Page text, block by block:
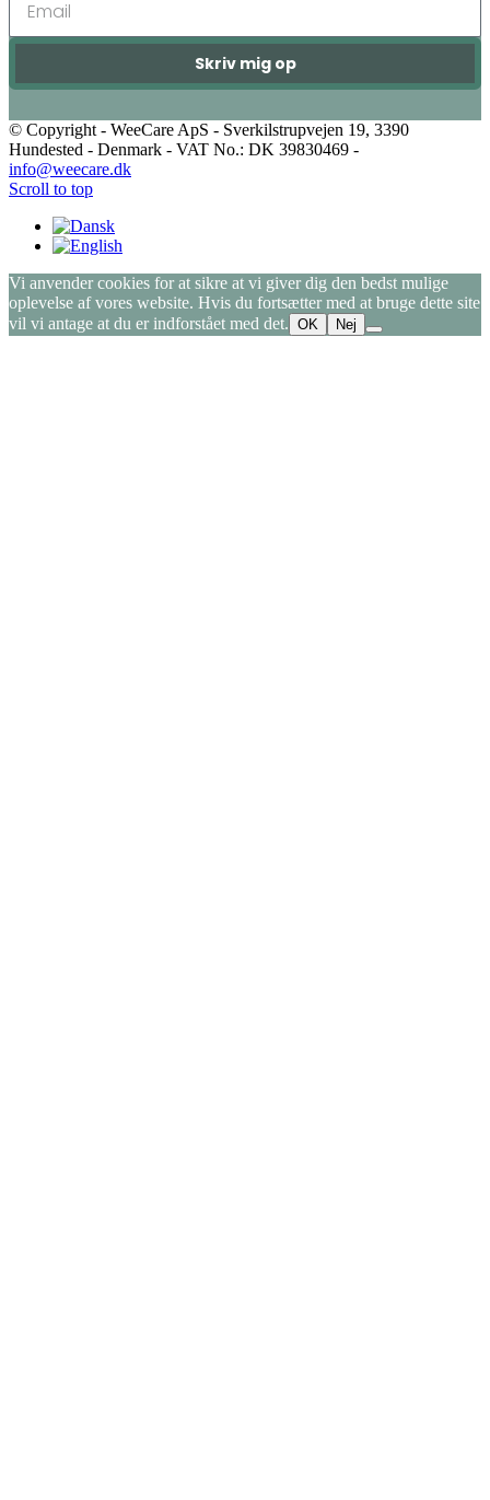
Skriv mig op
© Copyright - WeeCare ApS - Sverkilstrupvejen 19, 3390
Hundested - Denmark - VAT No.: DK 39830469 -
info@weecare.dk
Scroll to top
Vi anvender cookies for at sikre at vi giver dig den bedst mulige
oplevelse af vores website. Hvis du fortsætter med at bruge dette site
vil vi antage at du er indforstået med det. OK Nej